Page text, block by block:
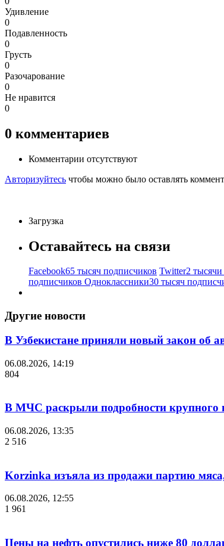
Удивление
0
Подавленность
0
Грусть
0
Разочарование
0
Не нравится
0
0 комментариев
Комментарии отсутствуют
Авторизуйтесь чтобы можно было оставлять
Загрузка
Оставайтесь на связи
Facebook65 тысяч подписчиков Twitter2
подписчиков Одноклассники30 тысяч
Другие новости
В Узбекистане приняли новый закон об
06.08.2026, 14:19
804
В МЧС раскрыли подробности крупного
06.08.2026, 13:35
2 516
Korzinka изъяла из продажи партию
06.08.2026, 12:55
1 961
Цены на нефть опустились ниже 80